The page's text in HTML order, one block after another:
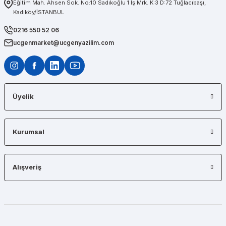
Eğitim Mah. Ahsen Sok. No:10 Sadıkoğlu 1 İş Mrk. K:3 D:72 Tuğlacıbaşı,
Kadıköy/İSTANBUL
0216 550 52 06
ucgenmarket@ucgenyazilim.com
Üyelik
Kurumsal
Alışveriş